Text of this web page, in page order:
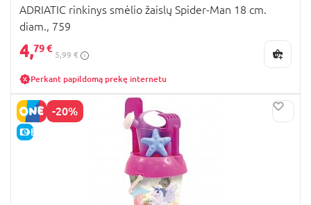
ADRIATIC rinkinys smėlio žaislų Spider-Man 18 cm.
diam., 759
4,79 €
5,99 €
Perkant papildomą prekę internetu
-20%
E-KAINA